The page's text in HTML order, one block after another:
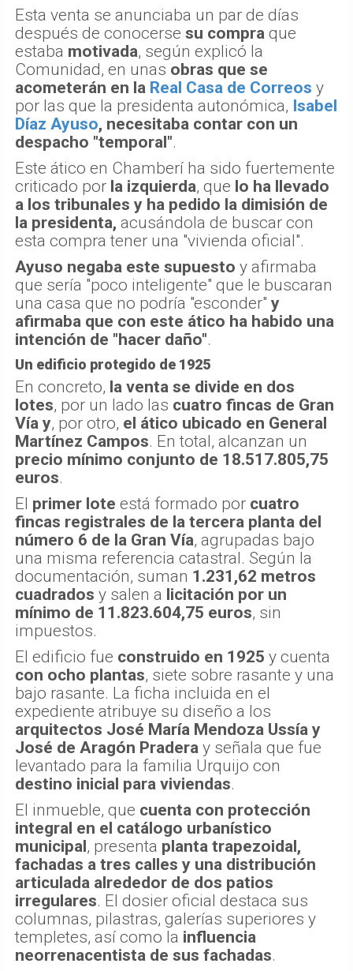
Esta venta se anunciaba un par de días
después de conocerse su compra que
estaba motivada, según explicó la
Comunidad, en unas obras que se
acometerán en la Real Casa de Correos y
por las que la presidenta autonómica, Isabel
Díaz Ayuso, necesitaba contar con un
despacho "temporal".
Este ático en Chamberí ha sido fuertemente
criticado por la izquierda, que lo ha llevado
a los tribunales y ha pedido la dimisión de
la presidenta, acusándola de buscar con
esta compra tener una "vivienda oficial".
Ayuso negaba este supuesto y afirmaba
que sería "poco inteligente" que le buscaran
una casa que no podría "esconder" y
afirmaba que con este ático ha habido una
intención de "hacer daño".
Un edificio protegido de 1925
En concreto, la venta se divide en dos
lotes, por un lado las cuatro fincas de Gran
Vía y, por otro, el ático ubicado en General
Martínez Campos. En total, alcanzan un
precio mínimo conjunto de 18.517.805,75
euros.
El primer lote está formado por cuatro
fincas registrales de la tercera planta del
número 6 de la Gran Vía, agrupadas bajo
una misma referencia catastral. Según la
documentación, suman 1.231,62 metros
cuadrados y salen a licitación por un
mínimo de 11.823.604,75 euros, sin
impuestos.
El edificio fue construido en 1925 y cuenta
con ocho plantas, siete sobre rasante y una
bajo rasante. La ficha incluida en el
expediente atribuye su diseño a los
arquitectos José María Mendoza Ussía y
José de Aragón Pradera y señala que fue
levantado para la familia Urquijo con
destino inicial para viviendas.
El inmueble, que cuenta con protección
integral en el catálogo urbanístico
municipal, presenta planta trapezoidal,
fachadas a tres calles y una distribución
articulada alrededor de dos patios
irregulares. El dosier oficial destaca sus
columnas, pilastras, galerías superiores y
templetes, así como la influencia
neorrenacentista de sus fachadas.